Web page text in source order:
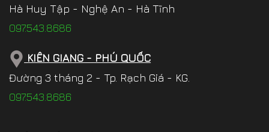
Hà Huy Tập - Nghệ An - Hà Tĩnh
097.543.8686
KIÊN GIANG - PHÚ QUỐC
Đường 3 tháng 2 - Tp. Rạch Giá - KG.
097.543.8686